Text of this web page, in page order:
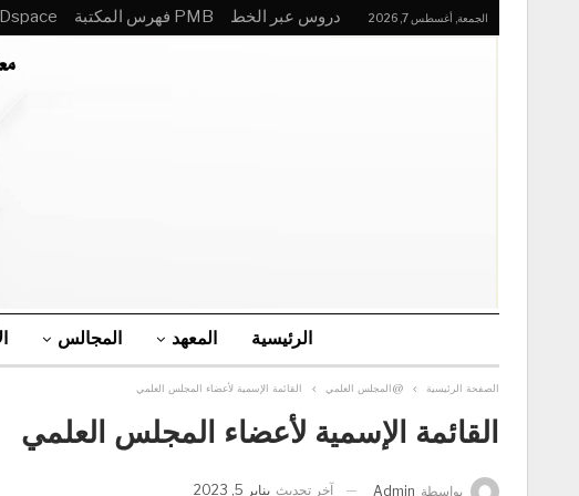
الجمعة, أغسطس 7, 2026 دروس عبر الخط PMB فهرس المكتبة Dspace مستودع
الرئيسية المعهد المجالس
الصفحة الرئيسية @المجلس العلمي القائمة الإسمية لأعضاء المجلس العلمي
القائمة الإسمية لأعضاء المجلس العلمي
بواسطة Admin آخر تحديث يناير 5, 2023